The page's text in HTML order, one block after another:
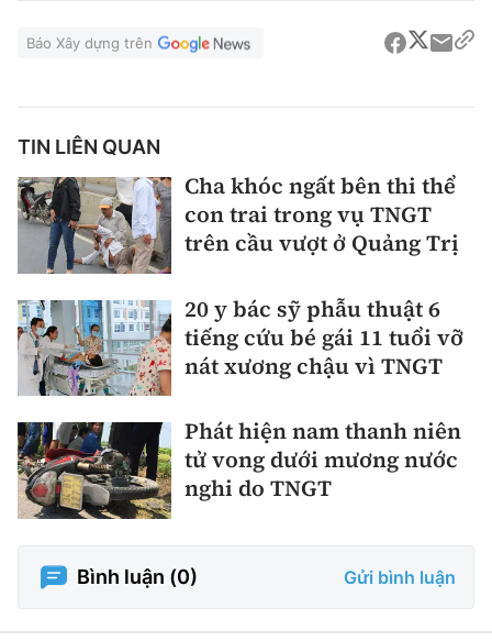
Báo Xây dựng trên
TIN LIÊN QUAN
Cha khóc ngất bên thi thể
con trai trong vụ TNGT
trên cầu vượt ở Quảng Trị
20 y bác sỹ phẫu thuật 6
tiếng cứu bé gái 11 tuổi vỡ
nát xương chậu vì TNGT
Phát hiện nam thanh niên
tử vong dưới mương nước
nghi do TNGT
Bình luận (0) Gửi bình luận